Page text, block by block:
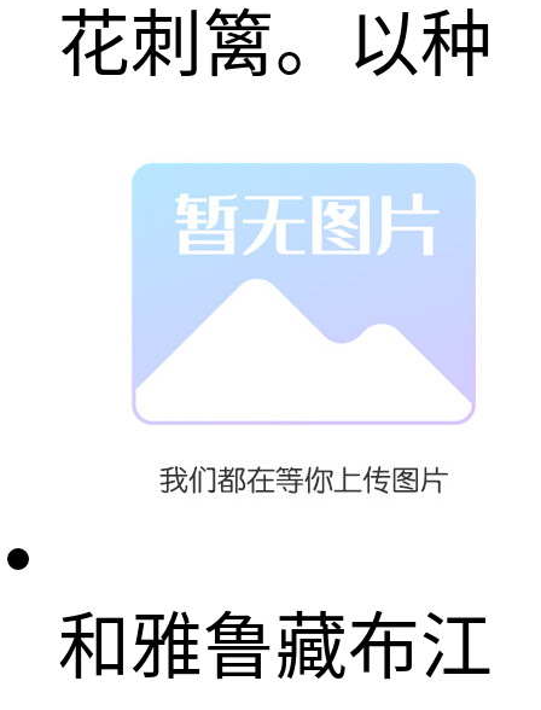
花刺篱。以种
子繁殖为主，
种子可入药 。
主要分布在喜
和雅鲁藏布江